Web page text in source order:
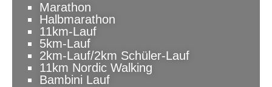
Marathon
Halbmarathon
11km-Lauf
5km-Lauf
2km-Lauf/2km Schüler-Lauf
11km Nordic Walking
Bambini Lauf